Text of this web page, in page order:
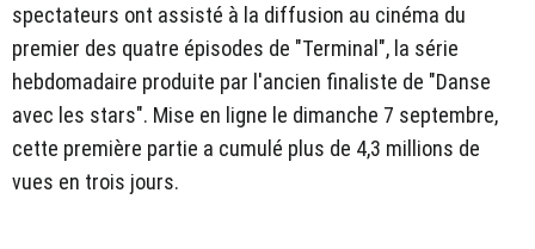
spectateurs ont assisté à la diffusion au cinéma du
premier des quatre épisodes de "Terminal", la série
hebdomadaire produite par l'ancien finaliste de "Danse
avec les stars". Mise en ligne le dimanche 7 septembre,
cette première partie a cumulé plus de 4,3 millions de
vues en trois jours.